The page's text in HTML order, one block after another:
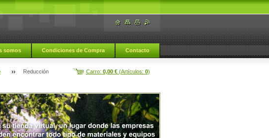
somos Condiciones de Compra Contacto
Carro: 0,00 €(Artículos: 0)
Reducción